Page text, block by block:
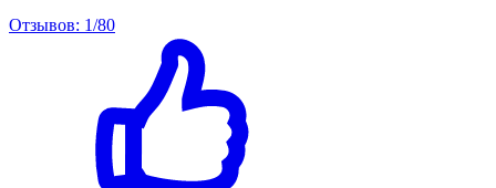
Отзывов: 1/80